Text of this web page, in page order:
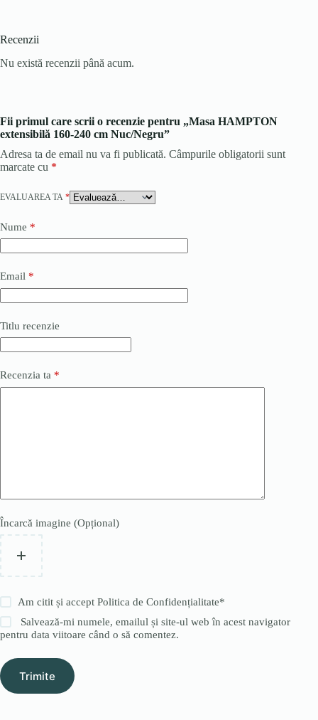
Recenzii
Nu există recenzii până acum.
Fii primul care scrii o recenzie pentru „Masa HAMPTON
extensibilă 160-240 cm Nuc/Negru”
Adresa ta de email nu va fi publicată. Câmpurile obligatorii sunt
marcate cu *
EVALUAREA TA *
Nume *
Email *
Titlu recenzie
Recenzia ta *
Încarcă imagine (Opțional)
Am citit și acceptPolitica de Confidențialitate*
Salvează-mi numele, emailul și site-ul web în acest navigator
pentru data viitoare când o să comentez.
Trimite